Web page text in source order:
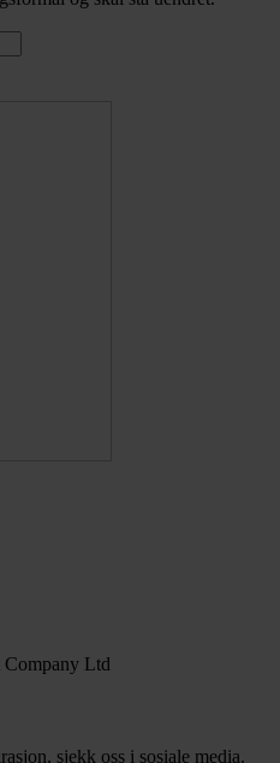
Company Ltd
sjekk oss i sosiale media.